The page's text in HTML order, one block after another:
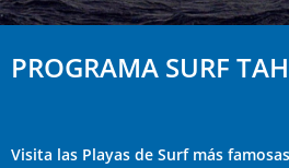
PROGRAMA SURF
Visita las Playas de Surf más